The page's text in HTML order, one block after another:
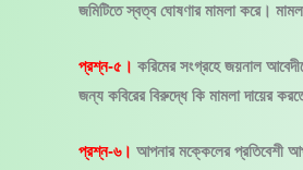
জমিটিতে স্বত্ব ঘোষণার মামলা করে।
প্রশ্ন-৫। করিমের সংগ্রহে জয়নাল
জন্য কবিরের বিরুদ্ধে কি মামলা দায়ের
প্রশ্ন-৬। আপনার মক্কেলের প্রতিবেশী